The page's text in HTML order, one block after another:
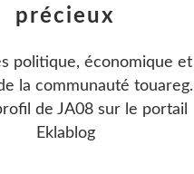
précieux
politique, économique et
la communauté touareg.
de JA08 sur le portail
Eklablog